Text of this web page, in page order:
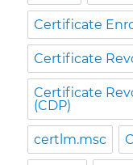
Certificate
Certificate
Certificate
(CDP)
certlm.msc